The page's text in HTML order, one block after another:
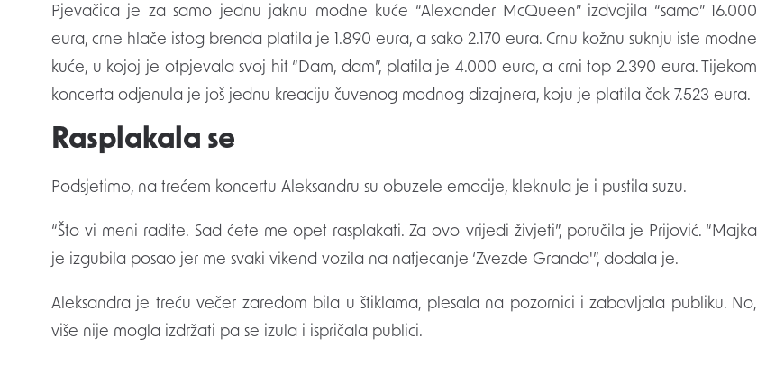
Pjevačica je za samo jednu jaknu modne kuće “Alexander McQueen” izdvojila “samo” 16.000
eura, crne hlače istog brenda platila je 1.890 eura, a sako 2.170 eura. Crnu kožnu suknju iste modne
kuće, u kojoj je otpjevala svoj hit “Dam, dam”, platila je 4.000 eura, a crni top 2.390 eura. Tijekom
koncerta odjenula je još jednu kreaciju čuvenog modnog dizajnera, koju je platila čak 7.523 eura.
Rasplakala se
Podsjetimo, na trećem koncertu Aleksandru su obuzele emocije, kleknula je i pustila suzu.
“Što vi meni radite. Sad ćete me opet rasplakati. Za ovo vrijedi živjeti”, poručila je Prijović. “Majka
je izgubila posao jer me svaki vikend vozila na natjecanje ‘Zvezde Granda'”, dodala je.
Aleksandra je treću večer zaredom bila u štiklama, plesala na pozornici i zabavljala publiku. No,
više nije mogla izdržati pa se izula i ispričala publici.